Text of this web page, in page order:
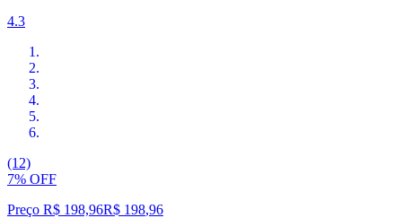
4.3
(12)
7% OFF
Preço R$ 198,96R$ 198,96